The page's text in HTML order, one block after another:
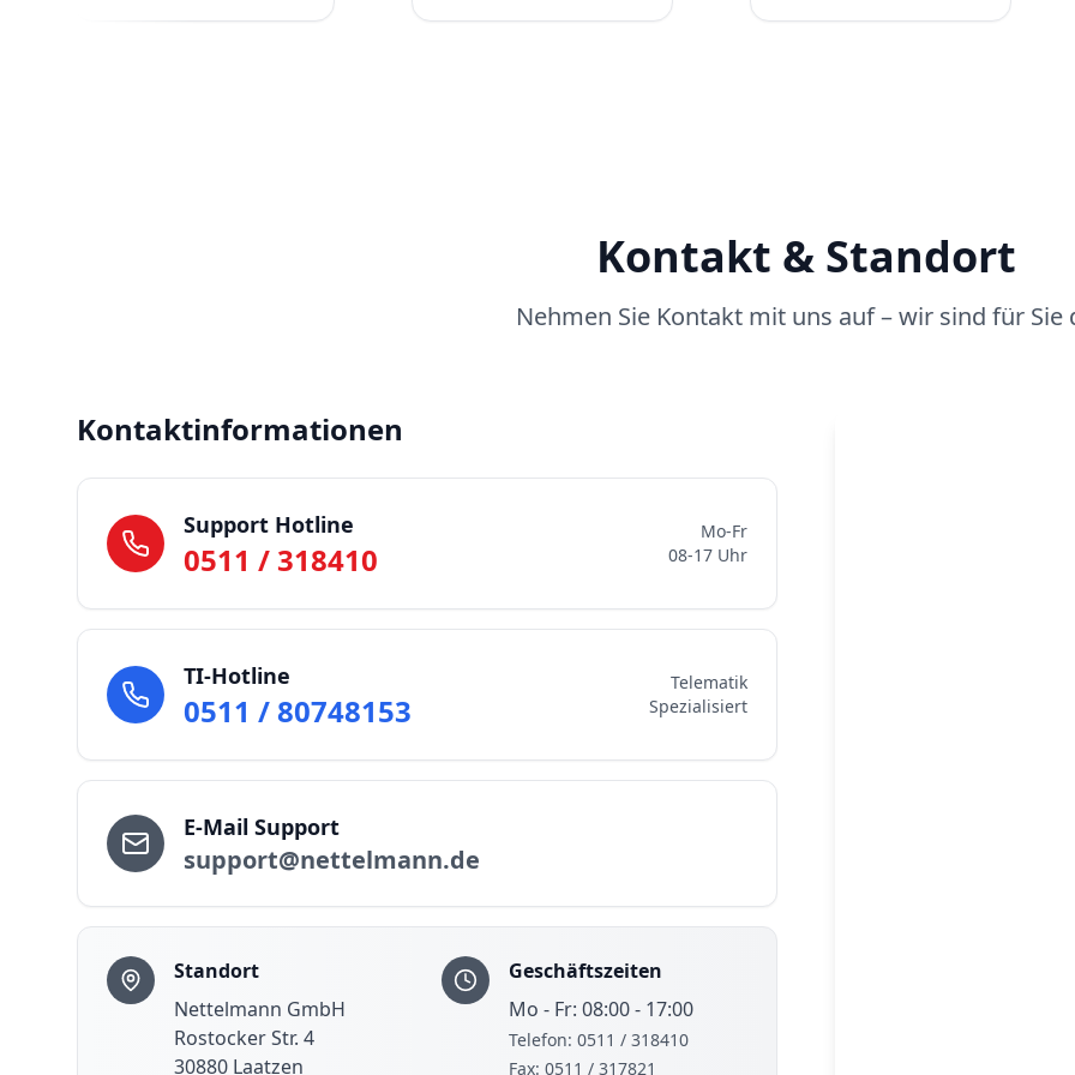
Kontakt & Standort
Nehmen Sie Kontakt mit uns auf – wir sind für Sie
Kontaktinformationen
Support Hotline
0511 / 318410
Mo-Fr
08-17 Uhr
TI-Hotline
0511 / 80748153
Telematik
Spezialisiert
E-Mail Support
support@nettelmann.de
Standort
Nettelmann GmbH
Rostocker Str. 4
30880 Laatzen
Geschäftszeiten
Mo - Fr: 08:00 - 17:00
Telefon: 0511 / 318410
Fax: 0511 / 317821